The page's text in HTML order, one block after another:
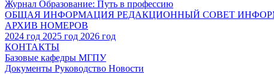
Журнал Образование: Путь в профессию
ОБЩАЯ ИНФОРМАЦИЯ РЕДАКЦИОННЫЙ СОВЕТ
АРХИВ НОМЕРОВ
2024 год 2025 год 2026 год
КОНТАКТЫ
Базовые кафедры МГПУ
Документы Руководство Новости